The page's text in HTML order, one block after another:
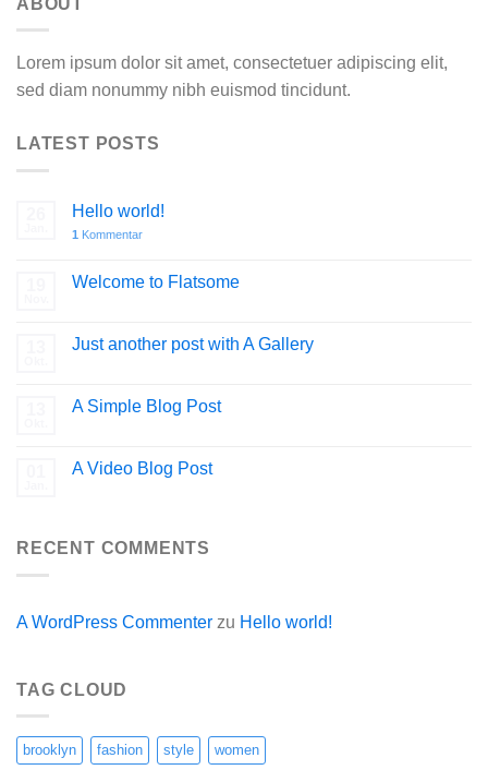
ABOUT
Lorem ipsum dolor sit amet, consectetuer adipiscing elit,
sed diam nonummy nibh euismod tincidunt.
LATEST POSTS
Hello world!
1 Kommentar
Welcome to Flatsome
Just another post with A Gallery
A Simple Blog Post
A Video Blog Post
RECENT COMMENTS
A WordPress Commenter zu Hello world!
TAG CLOUD
brooklyn fashion style women